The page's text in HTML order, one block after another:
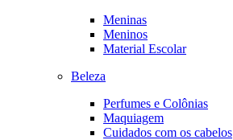
Meninas
Meninos
Material Escolar
Beleza
Perfumes e Colônias
Maquiagem
Cuidados com os cabelos